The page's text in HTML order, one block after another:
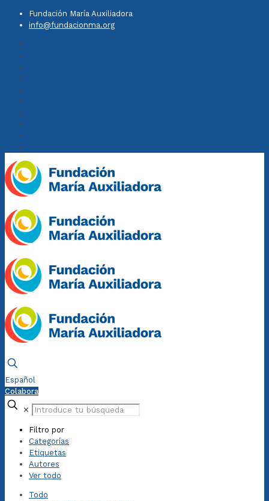
Fundación María Auxiliadora
info@fundacionma.org
Español
Colabora
✕
Filtro por
Categorías
Etiquetas
Autores
Ver todo
Todo